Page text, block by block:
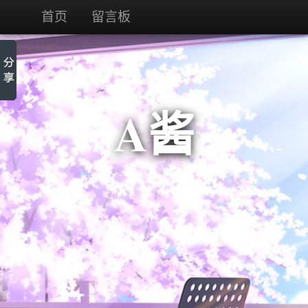
首页 留言板
A酱